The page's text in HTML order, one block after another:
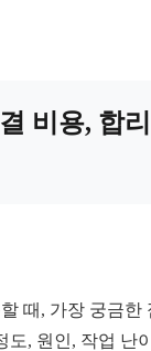
비용, 합리
때, 가장 궁금한
도, 원인, 작업 난